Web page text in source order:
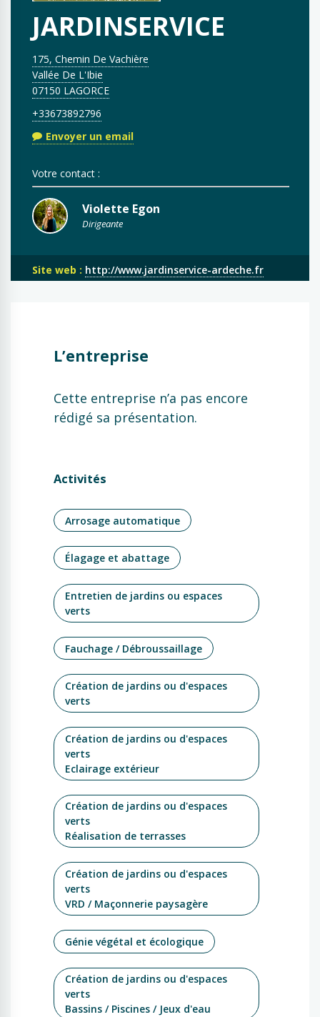
JARDINSERVICE
175, Chemin De Vachière
Vallée De L'Ibie
07150 LAGORCE
+33673892796
Envoyer un email
Votre contact :
Violette Egon
Dirigeante
Site web : http://www.jardinservice-ardeche.fr
L’entreprise
Cette entreprise n’a pas encore
rédigé sa présentation.
Activités
Arrosage automatique
Élagage et abattage
Entretien de jardins ou espaces
verts
Fauchage / Débroussaillage
Création de jardins ou d'espaces
verts
Création de jardins ou d'espaces
verts
Eclairage extérieur
Création de jardins ou d'espaces
verts
Réalisation de terrasses
Création de jardins ou d'espaces
verts
VRD / Maçonnerie paysagère
Génie végétal et écologique
Création de jardins ou d'espaces
verts
Bassins / Piscines / Jeux d'eau